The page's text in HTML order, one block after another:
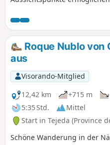
bekannt, die Einblicke in eine
gewähren; einige dieser
umgebaut. Unbedingt
Roque Nublo von
aus
Visorando-Mitglied
12,42 km
+715 m
5:35 Std.
Mittel
Start in Tejeda (Province
Schöne Wanderung in der